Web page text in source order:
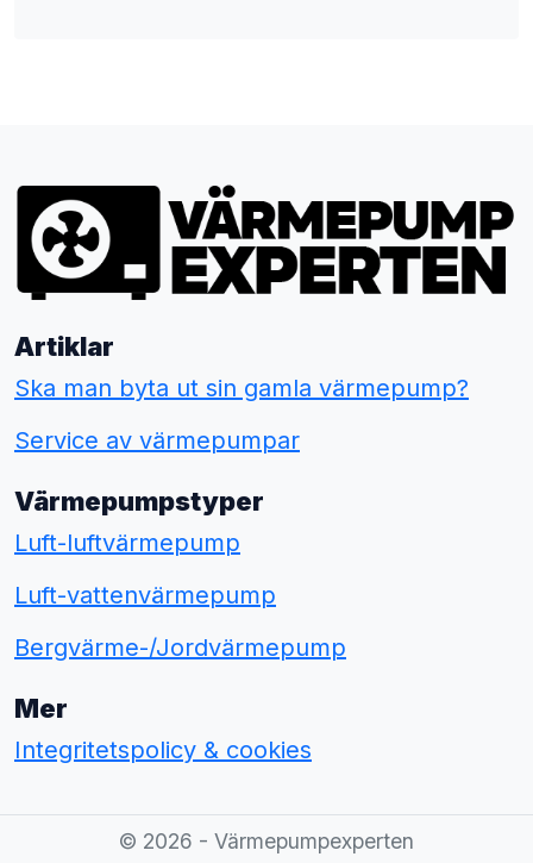
Artiklar
Ska man byta ut sin gamla värmepump?
Service av värmepumpar
Värmepumpstyper
Luft-luftvärmepump
Luft-vattenvärmepump
Bergvärme-/Jordvärmepump
Mer
Integritetspolicy & cookies
© 2026 - Värmepumpexperten